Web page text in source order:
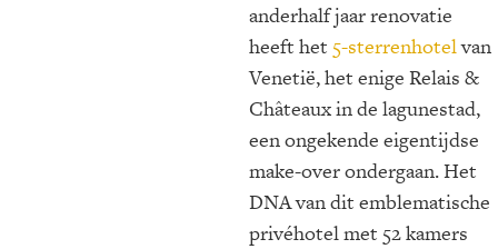
anderhalf jaar renovatie
heeft het 5-sterrenhotelvan
Venetië, het enige Relais &
Châteaux in de lagunestad,
een ongekende eigentijdse
make-over ondergaan. Het
DNA van dit emblematische
privéhotel met 52 kamers